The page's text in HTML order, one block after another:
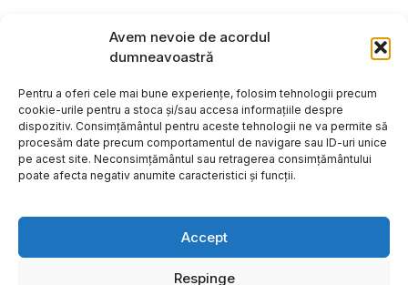
Avem nevoie de acordul
dumneavoastră
Pentru a oferi cele mai bune experiențe, folosim tehnologii precum
cookie-urile pentru a stoca și/sau accesa informațiile despre
dispozitiv. Consimțământul pentru aceste tehnologii ne va permite să
procesăm date precum comportamentul de navigare sau ID-uri unice
pe acest site. Neconsimțământul sau retragerea consimțământului
poate afecta negativ anumite caracteristici și funcții.
Accept
Respinge